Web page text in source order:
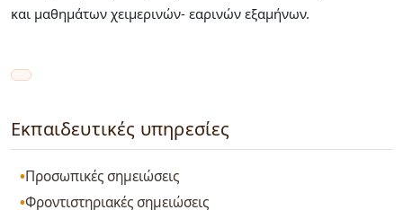
και μαθημάτων χειμερινών- εαρινών εξαμήνων.
Εκπαιδευτικές υπηρεσίες
Προσωπικές σημειώσεις
Φροντιστηριακές σημειώσεις